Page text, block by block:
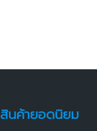
สินค้ายอดนิยม